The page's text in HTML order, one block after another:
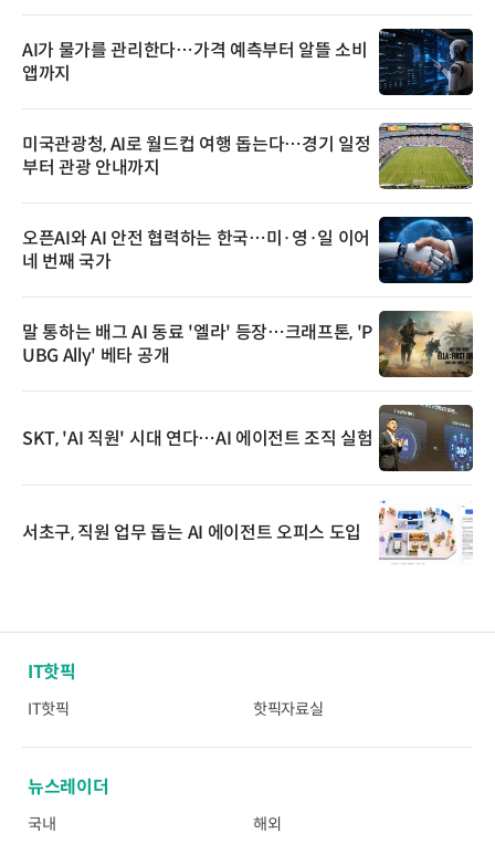
AI가 물가를 관리한다…가격 예측부터 알뜰 소비
앱까지
미국관광청, AI로 월드컵 여행 돕는다…경기 일정
부터 관광 안내까지
오픈AI와 AI 안전 협력하는 한국…미·영·일 이어
네 번째 국가
말 통하는 배그 AI 동료 '엘라' 등장…크래프톤, 'P
UBG Ally' 베타 공개
SKT, 'AI 직원' 시대 연다…AI 에이전트 조직 실험
서초구, 직원 업무 돕는 AI 에이전트 오피스 도입
IT핫픽
IT핫픽 핫픽자료실
뉴스레이더
국내 해외